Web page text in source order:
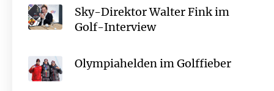
Sky-Direktor Walter Fink im
Golf-Interview
Olympiahelden im Golffieber